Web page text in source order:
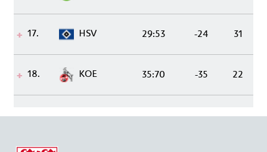
17. HSV 29:53 -24 31
18. KOE 35:70 -35 22